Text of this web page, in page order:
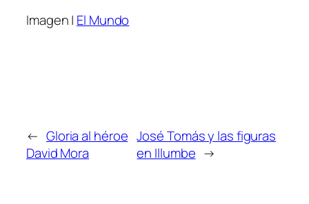
Imagen | El Mundo
← Gloria al héroe
David Mora
José Tomás y las figuras
en Illumbe →